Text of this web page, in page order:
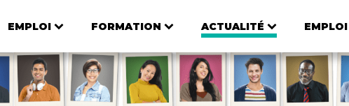
EMPLOI FORMATION ACTUALITÉ